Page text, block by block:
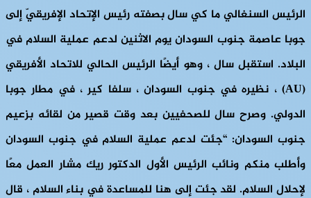
الرئيس السنغالي ما كي سال بصفته رئيس الإتحاد الإفريقيّ إلى
جوبا عاصمة جنوب السودان يوم الاثنين لدعم عملية السلام في
البلاد. استقبل سال ، وهو أيضًا الرئيس الحالي للاتحاد الأفريقي
(AU)
، نظيره في جنوب السودان ، سلفا كير ، في مطار جوبا
الدولي. وصرح سال للصحفيين بعد وقت قصير من لقائه بزعيم
جنوب السودان: “جئت لدعم عملية السلام في جنوب السودان
وأطلب منكم ونائب الرئيس الأول الدكتور ريك مشار العمل معًا
لإحلال السلام. لقد جئت إلى هنا للمساعدة في بناء السلام ، قال